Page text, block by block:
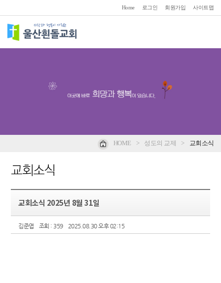
Home 로그인 회원가입 사이트맵
HOME > 성도의 교제 > 교회소식
교회소식
교회소식 2025년 8월 31일
김준엽 조회 : 359 2025.08.30 오후 02:15